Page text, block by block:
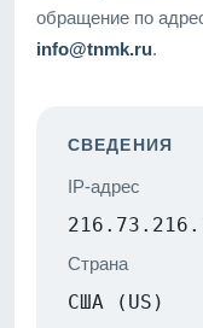
обращение по
info@tnmk.ru.
СВЕДЕНИЯ
IP-адрес
Страна
США (US)